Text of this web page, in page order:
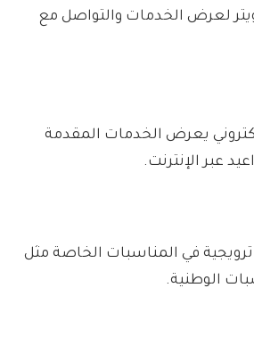
لعرض الخدمات والتواصل مع
يعرض الخدمات المقدمة
عبر الإنترنت.
في المناسبات الخاصة مثل
الوطنية.